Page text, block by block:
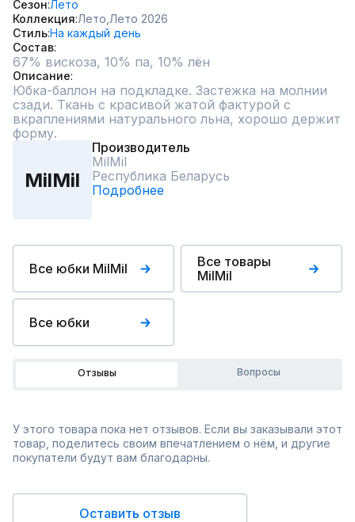
Сезон Лето
Коллекция Лето, Лето 2026
СтильНа каждый день
Состав
67% вискоза, 10% па, 10% лён
Описание
Юбка-баллон на подкладке. Застежка на молнии
сзади. Ткань с красивой жатой фактурой с
вкраплениями натурального льна, хорошо держит
форму.
MilMil
Производитель
MilMil
Республика Беларусь
Подробнее
Все юбки MilMil
Все товары
MilMil
Все юбки
Отзывы Вопросы
У этого товара пока нет отзывов. Если вы заказывали этот
товар, поделитесь своим впечатлением о нём, и другие
покупатели будут вам благодарны.
Оставить отзыв